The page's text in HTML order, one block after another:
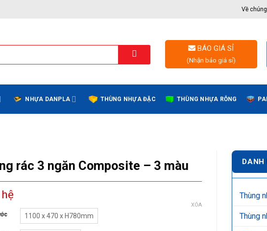
Về
BÁO GIÁ SỈ
(Nhận báo giá sỉ)
NHỰA DANPLA THÙNG NHỰA ĐẶC THÙNG NHỰA RỖNG
DANH
Thùng
Thùng
rác 3 ngăn Composite – 3 màu
1100 x 470 x H780mm
XÓA